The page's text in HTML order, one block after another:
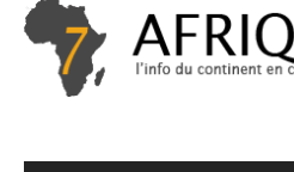
Skip
content